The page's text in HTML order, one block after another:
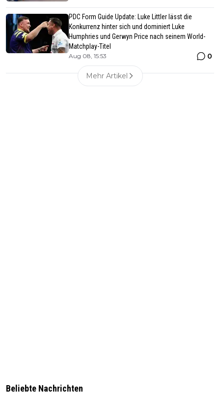
PDC Form Guide Update: Luke Littler lässt die
Konkurrenz hinter sich und dominiert Luke
Humphries und Gerwyn Price nach seinem World-
Matchplay-Titel
Aug 08, 15:53 0
Mehr Artikel
Beliebte Nachrichten